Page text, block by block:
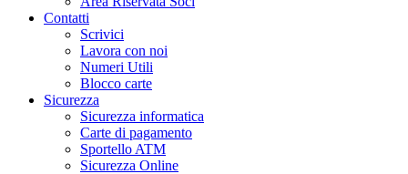
Contatti
Scrivici
Lavora con noi
Numeri Utili
Blocco carte
Sicurezza
Sicurezza informatica
Carte di pagamento
Sportello ATM
Sicurezza Online